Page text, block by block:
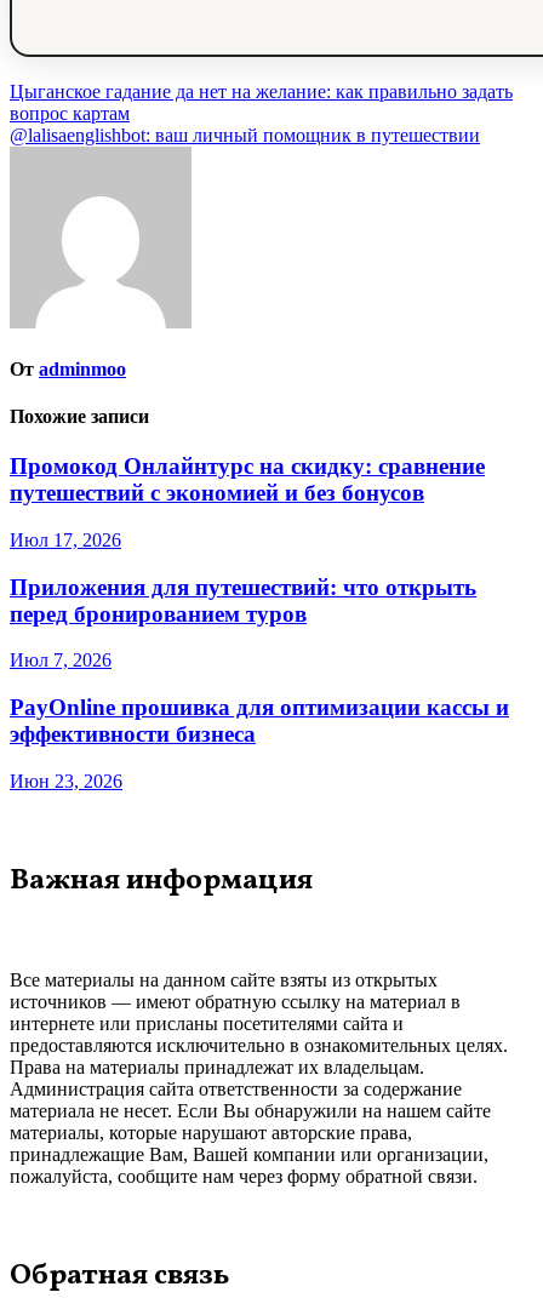
Навигация
по
Цыганское гадание да нет на желание: как правильно задать
вопрос картам
@lalisaenglishbot: ваш личный помощник в путешествии
От adminmoo
Похожие записи
Промокод Онлайнтурс на скидку: сравнение
путешествий с экономией и без бонусов
Июл 17, 2026
Приложения для путешествий: что открыть
перед бронированием туров
Июл 7, 2026
PayOnline прошивка для оптимизации кассы и
эффективности бизнеса
Июн 23, 2026
Важная информация
Все материалы на данном сайте взяты из открытых
источников — имеют обратную ссылку на материал в
интернете или присланы посетителями сайта и
предоставляются исключительно в ознакомительных целях.
Права на материалы принадлежат их владельцам.
Администрация сайта ответственности за содержание
материала не несет. Если Вы обнаружили на нашем сайте
материалы, которые нарушают авторские права,
принадлежащие Вам, Вашей компании или организации,
пожалуйста, сообщите нам через форму обратной связи.
Обратная связь